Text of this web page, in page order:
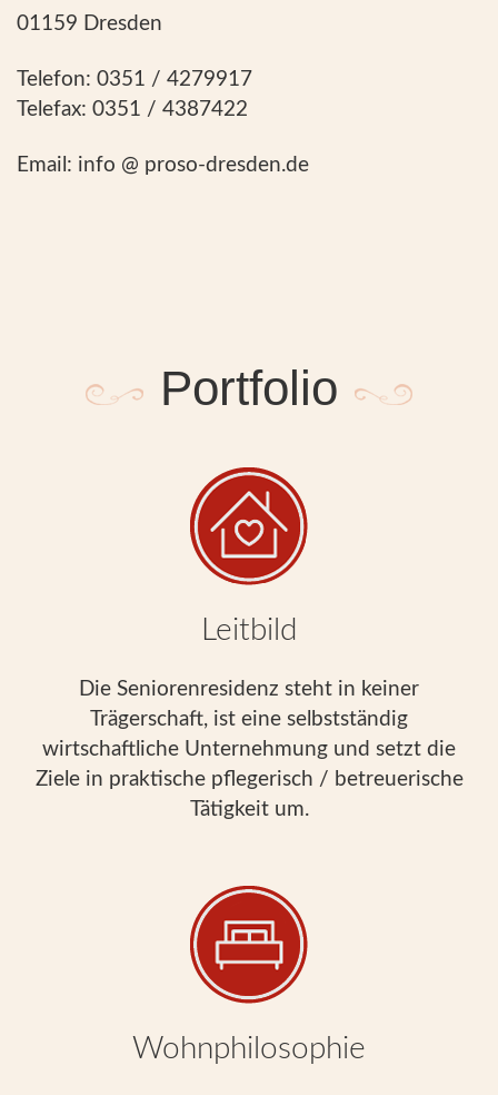
01159 Dresden
Telefon: 0351 / 4279917
Telefax: 0351 / 4387422
Email: info @ proso-dresden.de
Portfolio
Leitbild
Die Seniorenresidenz steht in keiner
Trägerschaft, ist eine selbstständig
wirtschaftliche Unternehmung und setzt die
Ziele in praktische pflegerisch / betreuerische
Tätigkeit um.
Wohnphilosophie